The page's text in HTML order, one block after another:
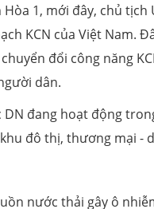
Hòa 1, mới đây, chủ
KCN của Việt Nam.
đổi công năng
dân.
DN đang hoạt động
đô thị, thương mại -
nước thải gây ô